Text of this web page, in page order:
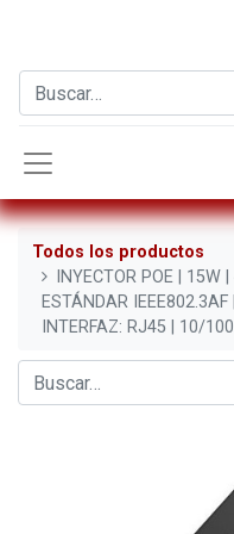
Todos los productos
INYECTOR POE | 15W
ESTÁNDAR
INTERFAZ: RJ45 | 10/